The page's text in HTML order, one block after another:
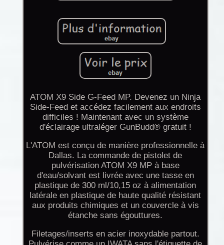
ATOM X9 Side G-Feed MP. Devenez un Ninja
Side-Feed et accédez facilement aux endroits
difficiles ! Maintenant avec un système
d'éclairage ultraléger GunBudd® gratuit !
L'ATOM est conçu de manière professionnelle à
Dallas. La commande de pistolet de
pulvérisation ATOM X9 MP à base
d'eau/solvant est livrée avec une tasse en
plastique de 300 ml/10,15 oz à alimentation
latérale en plastique de haute qualité résistant
aux produits chimiques et un couvercle à vis
étanche sans égouttures.
Filetages/inserts en acier inoxydable partout.